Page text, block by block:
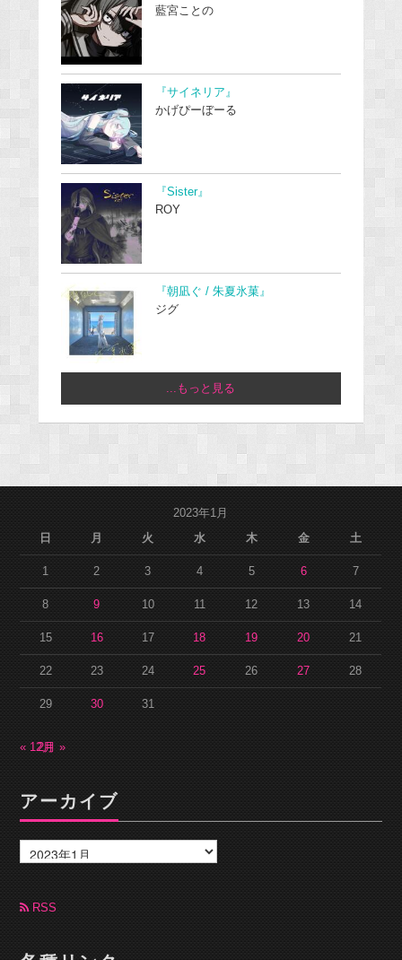
藍宮ことの
『サイネリア』
かげぴーぼーる
『Sister』
ROY
『朝凪ぐ / 朱夏氷菓』
ジグ
...もっと見る
2023年1月
日
月 火 水 木 金 土
1 2 3 4 5 6 7
8 9 10 11 12 13 14
15 16 17 18 19 20 21
22 23 24 25 26 27 28
29 30 31
« 12月2月 »
アーカイブ
ー
カ
ブ RSS